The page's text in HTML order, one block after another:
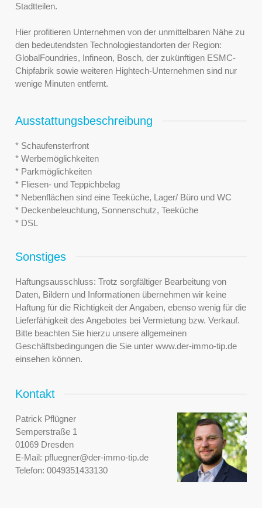
Stadtteilen.
Hier profitieren Unternehmen von der unmittelbaren Nähe zu
den bedeutendsten Technologiestandorten der Region:
GlobalFoundries, Infineon, Bosch, der zukünftigen ESMC-
Chipfabrik sowie weiteren Hightech-Unternehmen sind nur
wenige Minuten entfernt.
Ausstattungsbeschreibung
* Schaufensterfront
* Werbemöglichkeiten
* Parkmöglichkeiten
* Fliesen- und Teppichbelag
* Nebenflächen sind eine Teeküche, Lager/ Büro und WC
* Deckenbeleuchtung, Sonnenschutz, Teeküche
* DSL
Sonstiges
Haftungsausschluss: Trotz sorgfältiger Bearbeitung von
Daten, Bildern und Informationen übernehmen wir keine
Haftung für die Richtigkeit der Angaben, ebenso wenig für die
Lieferfähigkeit des Angebotes bei Vermietung bzw. Verkauf.
Bitte beachten Sie hierzu unsere allgemeinen
Geschäftsbedingungen die Sie unter www.der-immo-tip.de
einsehen können.
Kontakt
Patrick Pflügner
Semperstraße 1
01069 Dresden
E-Mail: pfluegner@der-immo-tip.de
Telefon: 0049351433130